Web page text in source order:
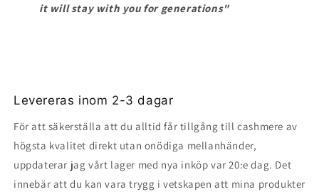
it will stay with you for generations"
Levereras inom 2-3 dagar
För att säkerställa att du alltid får tillgång till cashmere av
högsta kvalitet direkt utan onödiga mellanhänder,
uppdaterar jag vårt lager med nya inköp var 20:e dag. Det
innebär att du kan vara trygg i vetskapen att mina produkter